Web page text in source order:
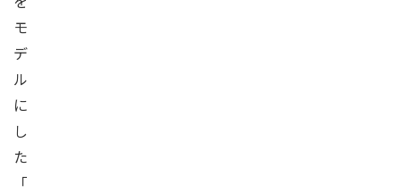
モ
デ
ル
に
し
た
「